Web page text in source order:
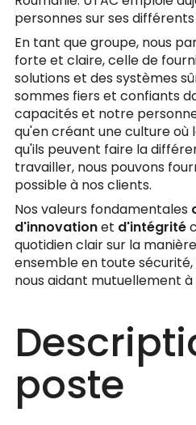
personnes sur ses différents
En tant que groupe, nous
forte et claire, celle de
solutions et des systèmes
sommes fiers et confiants
capacités et notre
qu'en créant une culture où
qu'ils peuvent faire la
travailler, nous pouvons
possible à nos clients.
Nos valeurs fondamentales
d'innovationet d'intégrité
quotidien clair sur la
ensemble en toute
nous aidant mutuellement à
poste